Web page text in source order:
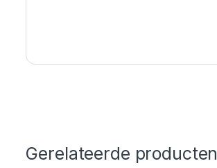
Gerelateerde producten